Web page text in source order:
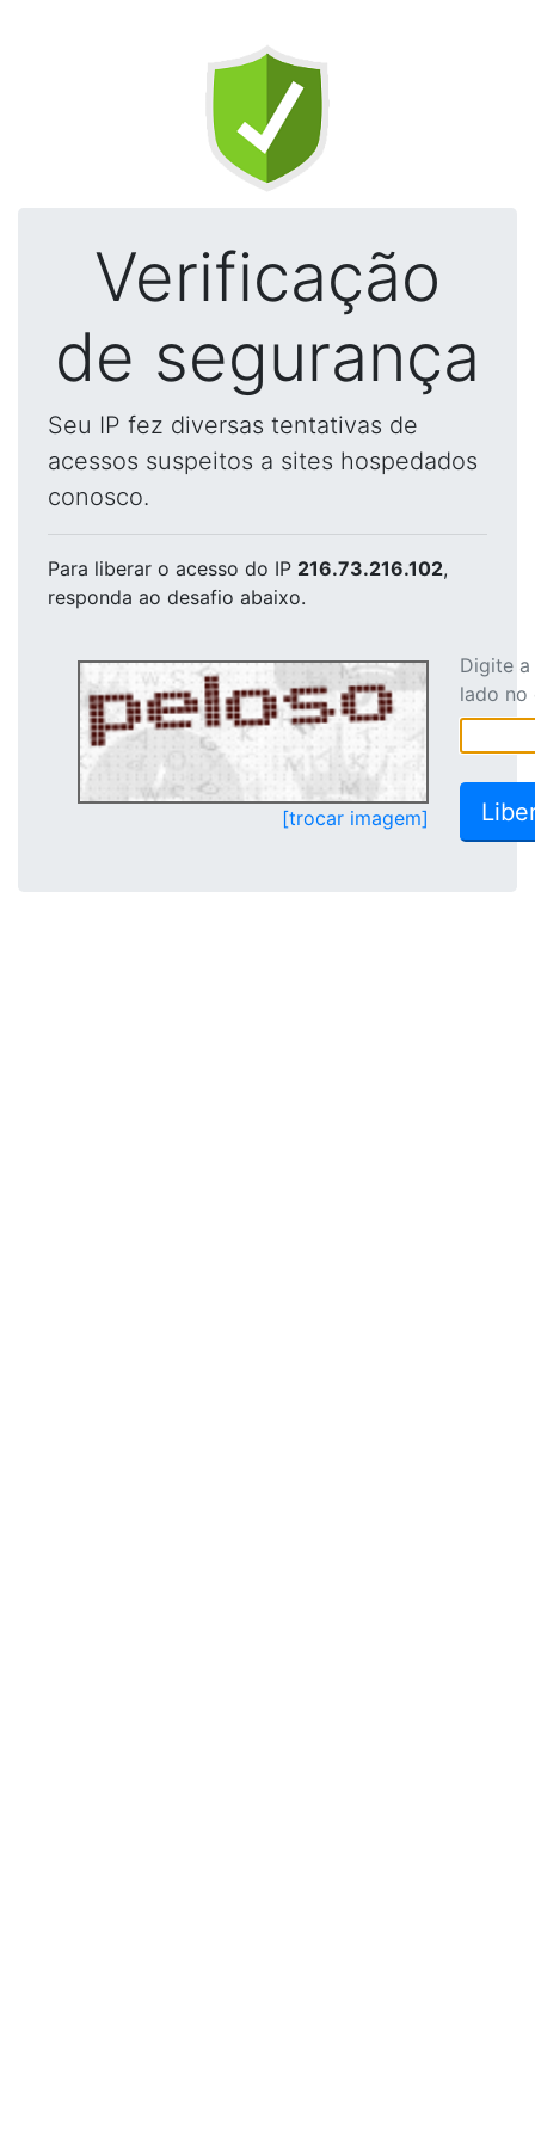
Verificação
de segurança
Seu IP fez diversas tentativas de
acessos suspeitos a sites hospedados
conosco.
Para liberar o acesso do IP 216.73.216.102,
responda ao desafio abaixo.
[trocar imagem]
Digite
lado no